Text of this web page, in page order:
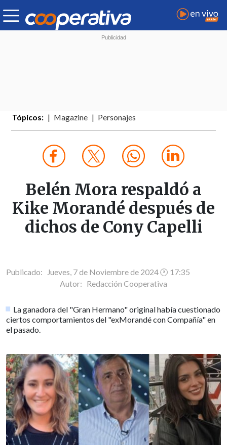
Tópicos: Magazine Personajes
Belén Mora respaldó a
Kike Morandé después de
dichos de Cony Capelli
Publicado: Jueves, 7 de Noviembre de 2024 🕐 17:35
Autor: Redacción Cooperativa
La ganadora del "Gran Hermano" original había cuestionado
ciertos comportamientos del "exMorandé con Compañía" en
el pasado.